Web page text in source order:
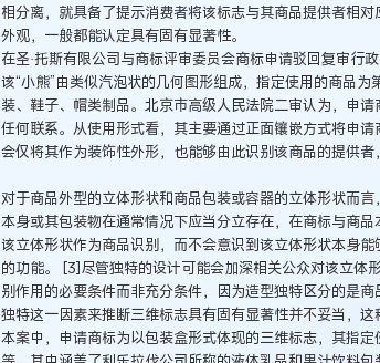
相分离，就具备了提示消费者将该标志与其商品提供者相
外观，一般都能认定具有固有显著性。
在圣·托斯有限公司与商标评审委员会商标申请驳回复审行
该“小熊”由类似汽泡状的几何图形组成，指定使用的商品
装、鞋子、帽类制品。北京市高级人民法院二审认为，申
任何联系。从使用形式看，其主要通过正面镶嵌方式将申
会仅将其作为装饰性外形，也能够由此识别该商品的提供者
对于商品外型的立体形状和商品包装或容器的立体形状而
本身或其包装物在通常情况下应当分立存在，在商标与商
该立体形状作为商品识别，而不会意识到该立体形状本身
的功能。 [3]尽管独特的设计可能会加深相关公众对该立体
别作用的必要条件而非充分条件，因为造型独特区分的是
独特这一因素来推断三维标志具有固有显著性并不妥当，这
本案中，申请商标为以包装盒形式体现的三维标志，其指